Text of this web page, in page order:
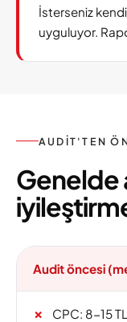
İsterseniz
uyguluyor.
AUDIT'TEN
Genelde
Audit öncesi
✗ CPC: 8-15